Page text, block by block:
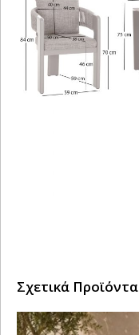
Σχετικά Προϊόντα